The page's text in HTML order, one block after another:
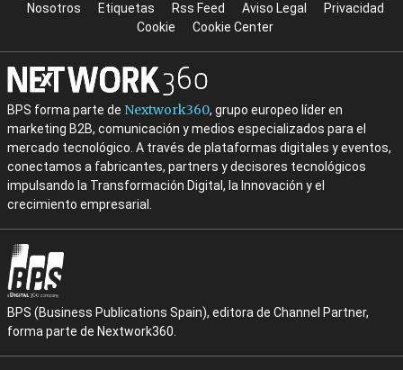
Nosotros Etiquetas Rss Feed Aviso Legal
Privacidad
Cookie
Cookie Center
BPS forma parte de Nextwork360, grupo europeo líder en
marketing B2B, comunicación y medios especializados para el
mercado tecnológico. A través de plataformas digitales y eventos,
conectamos a fabricantes, partners y decisores tecnológicos
impulsando la Transformación Digital, la Innovación y el
crecimiento empresarial.
BPS (Business Publications Spain), editora de Channel Partner,
forma parte de Nextwork360.